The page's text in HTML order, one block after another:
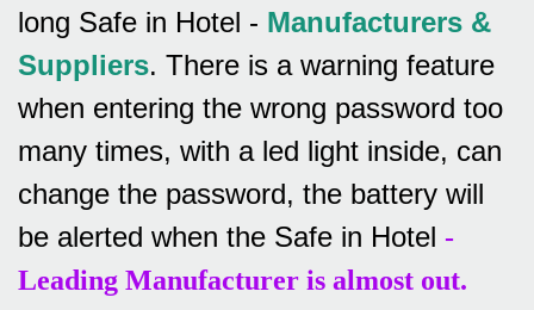
long Safe in Hotel - Manufacturers &
Suppliers. There is a warning feature
when entering the wrong password too
many times, with a led light inside, can
change the password, the battery will
be alerted when the Safe in Hotel -
Leading Manufacturer is almost out.